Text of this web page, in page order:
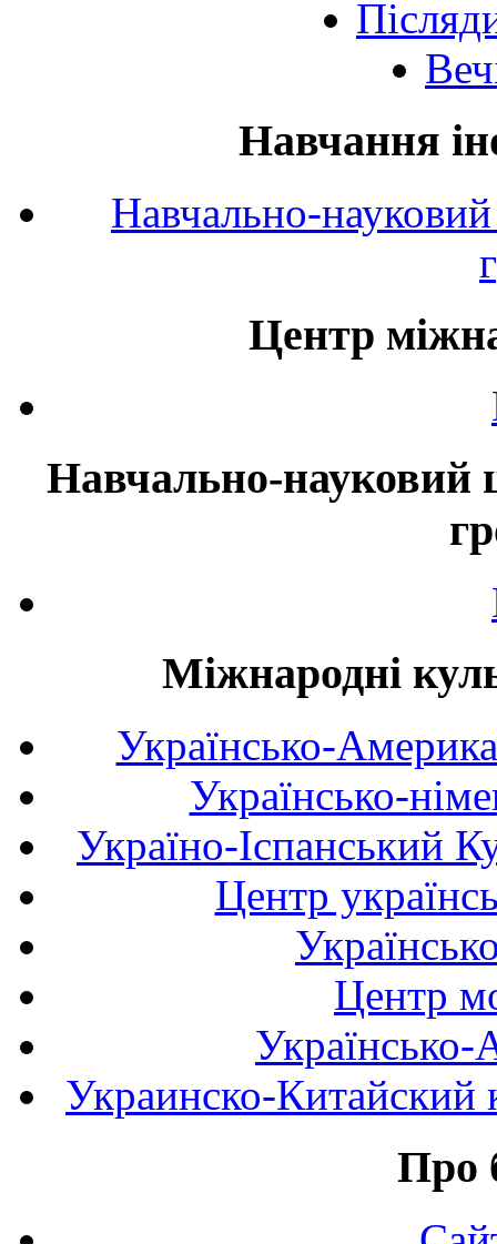
Навчання
Навчально-
Центр
Навчально-науковий
Міжнародні
Українсько-
Українсько-
Україно-Іспанський
Центр
Центр
Українсько-
Украинско-Китайский
Про